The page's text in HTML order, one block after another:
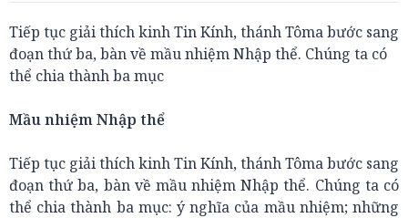
Tiếp tục giải thích kinh Tin Kính, thánh Tôma bước sang
đoạn thứ ba, bàn về mầu nhiệm Nhập thể. Chúng ta có
thể chia thành ba mục
Mầu nhiệm Nhập thể
Tiếp tục giải thích kinh Tin Kính, thánh Tôma bước sang
đoạn thứ ba, bàn về mầu nhiệm Nhập thể. Chúng ta có
thể chia thành ba mục: ý nghĩa của mầu nhiệm; những